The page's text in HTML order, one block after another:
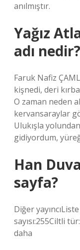
anılmıştır.
Yağız
adı nedir?
Faruk Nafiz
kişnedi, deri
O zaman neden
kervansaraylar
Ulukışla
gidiyordum,
Han
sayfa?
Diğer
sayısı:255Ciltli
daha